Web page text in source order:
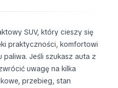
SUV, który cieszy się
praktyczności, komfortowi
Jeśli szukasz auta z
uwagę na kilka
przebieg, stan